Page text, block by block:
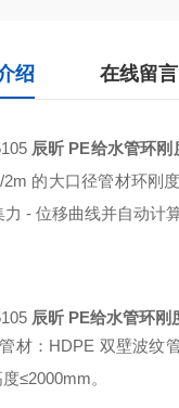
绍 在线留言
辰昕 PE给水管环
2m 的大口径管材环刚
力 - 位移曲线并自动计
辰昕 PE给水管环刚
材：HDPE 双壁波纹
≤2000mm。